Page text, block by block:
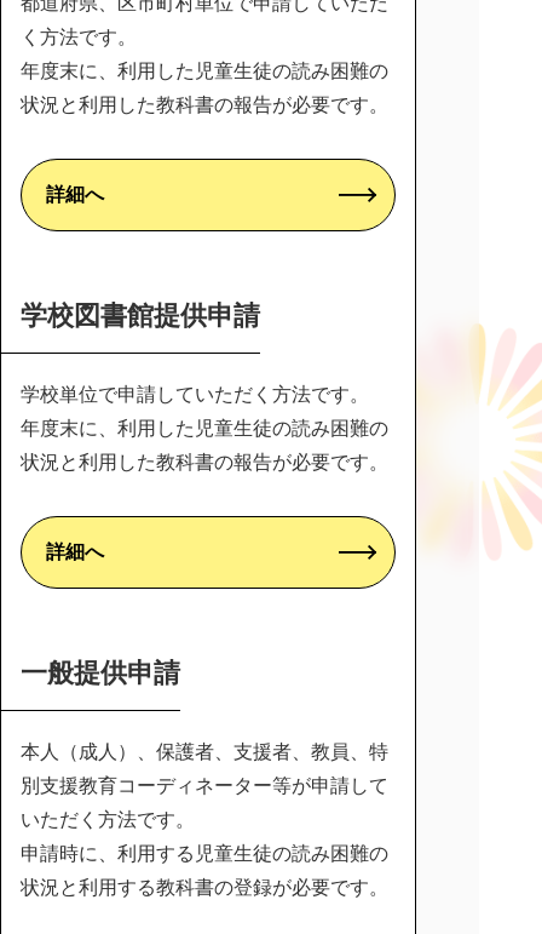
く方法です。
年度末に、利用した児童生徒の読み困難の
状況と利用した教科書の報告が必要です。
詳細へ
学校図書館提供申請
学校単位で申請していただく方法です。
年度末に、利用した児童生徒の読み困難の
状況と利用した教科書の報告が必要です。
詳細へ
一般提供申請
本人（成人）、保護者、支援者、教員、特
別支援教育コーディネーター等が申請して
いただく方法です。
申請時に、利用する児童生徒の読み困難の
状況と利用する教科書の登録が必要です。